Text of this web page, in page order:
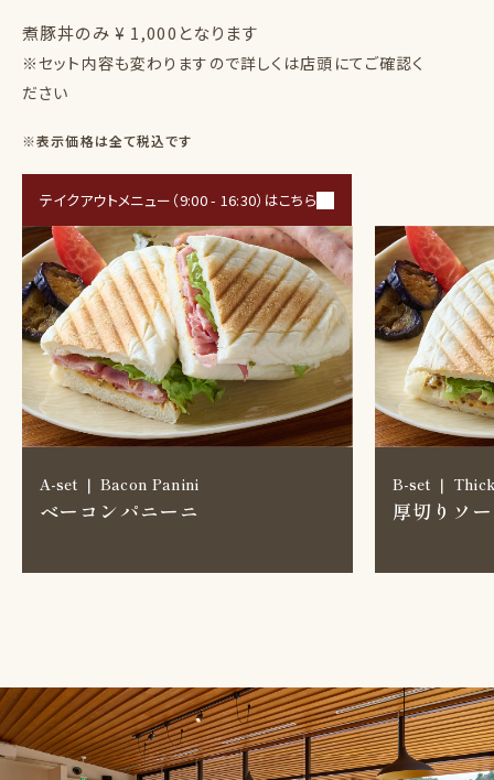
煮豚丼のみ ¥ 1,000となります
※セット内容も変わりますので詳しくは店頭にてご確認く
ださい
※表示価格は全て税込です
テイクアウトメニュー（9:00 - 16:30）はこちら
A-set ｜ Bacon Panini
ベーコンパニーニ
B-set ｜
厚切りソ